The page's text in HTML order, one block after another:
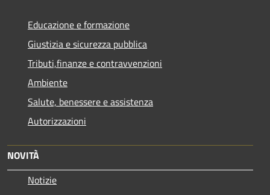
Educazione e formazione
Giustizia e sicurezza pubblica
Tributi,finanze e contravvenzioni
Ambiente
Salute, benessere e assistenza
Autorizzazioni
NOVITÀ
Notizie